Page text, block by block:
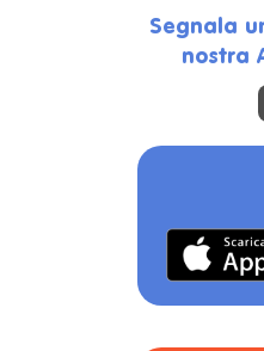
Segnala
nostra